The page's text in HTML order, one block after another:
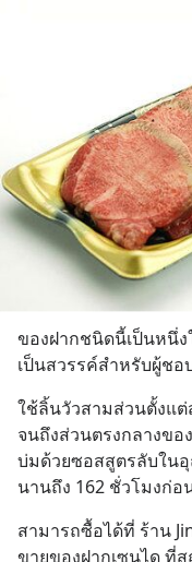
ของฝากชนิดนี้เป็นหนึ่ง
เป็นสวรรค์สำหรับผู้ช
ใช้ลิ้นวัวสามส่วนตั้งแ
จนถึงส่วนตรงกลางข
บ่มด้วยซอสสูตรลับใน
นานถึง 162 ชั่วโมงก่
สามารถซื้อได้ที่ ร้าน
ขายของฝากเซนได ที่